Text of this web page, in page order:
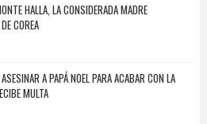
HALLA, LA CONSIDERADA MADRE
COREA
A PAPÁ NOEL PARA ACABAR CON LA
MULTA